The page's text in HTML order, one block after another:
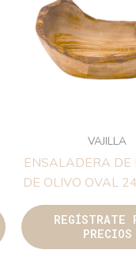
VAJILLA
ENSALADERA
DE OLIVO OVAL
REGÍSTRATE
PRECIOS